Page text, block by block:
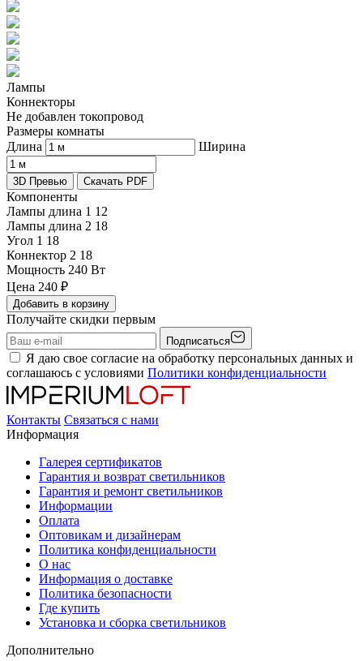
Лампы
Коннекторы
Не добавлен токопровод
Размеры комнаты
Длина
Ширина
3D Превью Скачать PDF
Компоненты
Лампы длина 1 12
Лампы длина 2 18
Угол 1 18
Коннектор 2 18
Мощность 240 Вт
Цена 240 ₽
Добавить в корзину
Получайте скидки первым
Подписаться
Я даю свое согласие на обработку персональных данных и
соглашаюсь с условиями Политики конфиденциальности
Контакты Связаться с нами
Информация
Галерея сертификатов
Гарантия и возврат светильников
Гарантия и ремонт светильников
Информации
Оплата
Оптовикам и дизайнерам
Политика конфиденциальности
О нас
Информация о доставке
Политика безопасности
Где купить
Установка и сборка светильников
Дополнительно